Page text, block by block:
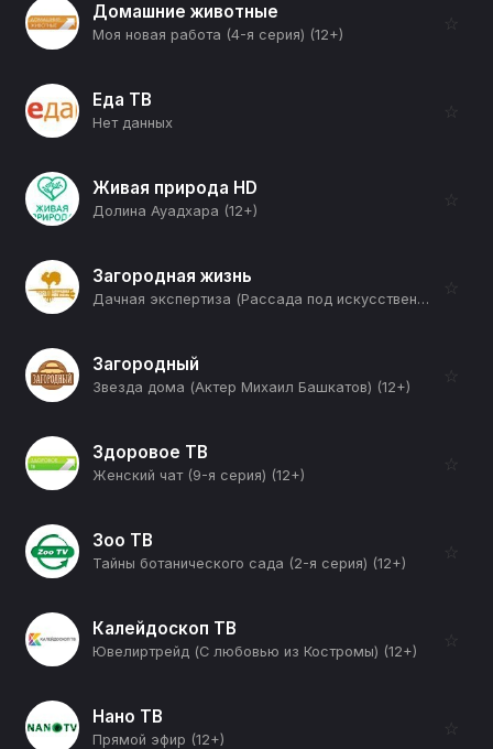
Домашние животные
Моя новая работа (4-я серия) (12+)
☆
Еда ТВ
Нет данных
☆
Живая природа HD
Долина Ауадхара (12+)
☆
Загородная жизнь
Дачная экспертиза (Рассада под искусственным освещением) (12+)
☆
Загородный
Звезда дома (Актер Михаил Башкатов) (12+)
☆
Здоровое ТВ
Женский чат (9-я серия) (12+)
☆
Зоо ТВ
Тайны ботанического сада (2-я серия) (12+)
☆
Калейдоскоп ТВ
Ювелиртрейд (С любовью из Костромы) (12+)
☆
Нано ТВ
Прямой эфир (12+)
☆